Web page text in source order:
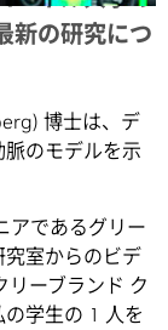
新の研究につ
博士は、デ
のモデルを示
アであるグリー
室からのビデ
リーブランド ク
学生の 1 人を